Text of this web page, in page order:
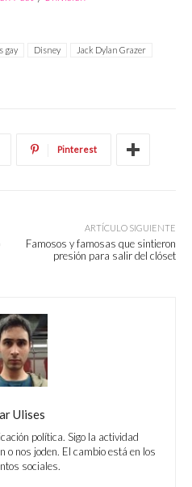
gay Disney Jack Dylan Grazer
Pinterest
ARTÍCULO SIGUIENTE
Famosos y famosas que sintieron
presión para salir del clóset
Ulises
política. Sigo la actividad
o nos joden. El cambio está en los
sociales.